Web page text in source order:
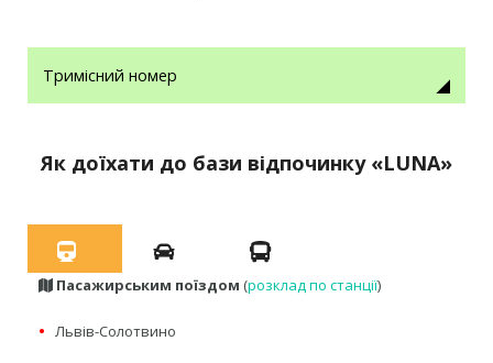
Тримісний номер
Як доїхати до бази відпочинку «LUNA»
Пасажирським поїздом (розклад по станції)
• Львів-Солотвино